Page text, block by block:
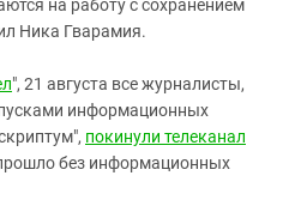
на работу с сохранением
Ника Гварамия.
", 21 августа все журналисты,
информационных
покинули телеканал
без информационных